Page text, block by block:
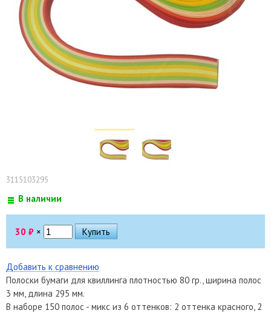
3115103295
В наличии
30 ₽ ×
Добавить к сравнению
Полоски бумаги для квиллинга плотностью 80 гр., ширина полос
3 мм, длина 295 мм.
В наборе 150 полос - микс из 6 оттенков: 2 оттенка красного, 2